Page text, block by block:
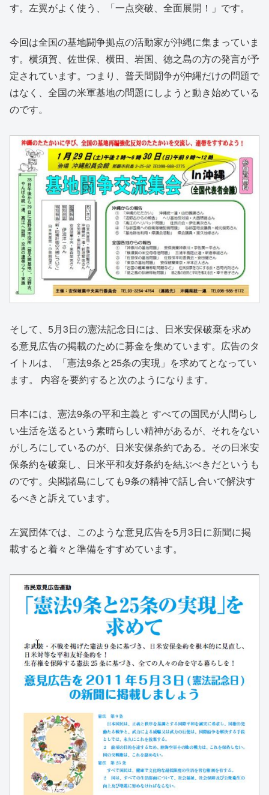
す。左翼がよく使う、「一点突破、全面展開！」です。
今回は全国の基地闘争拠点の活動家が沖縄に集まっていま
す。横須賀、佐世保、横田、岩国、徳之島の方の発言が予
定されています。つまり、普天間闘争が沖縄だけの問題で
はなく、全国の米軍基地の問題にしようと動き始めている
のです。
そして、5月3日の憲法記念日には、日米安保破棄を求め
る意見広告の掲載のために募金を集めています。広告のタ
イトルは、「憲法9条と25条の実現」を求めてとなってい
ます。 内容を要約すると次のようになります。
日本には、憲法9条の平和主義と すべての国民が人間らし
い生活を送るという素晴らしい精神があるが、それをない
がしろにしているのが、日米安保条約である。その日米安
保条約を破棄し、日米平和友好条約を結ぶべきだというも
のです。尖閣諸島にしても9条の精神で話し合いで解決す
るべきと訴えています。
左翼団体では、このような意見広告を5月3日に新聞に掲
載すると着々と準備をすすめています。